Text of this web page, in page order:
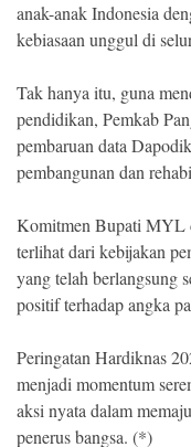
anak-anak Indonesia
kebiasaan unggul di
Tak hanya itu, guna
pendidikan, Pemkab
pembaruan data
pembangunan dan
Komitmen Bupati MYL
terlihat dari kebijakan
yang telah berlangsung
positif terhadap angka
Peringatan Hardiknas
menjadi momentum
aksi nyata dalam
penerus bangsa. (*)